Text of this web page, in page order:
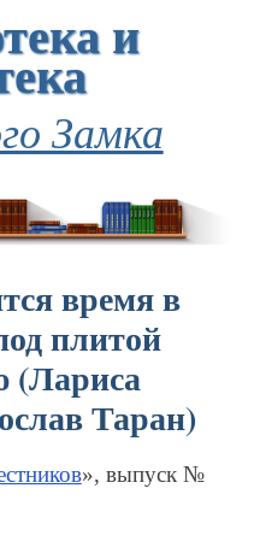
и
Замка
время в
плитой
(Лариса
Таран)
», выпуск №